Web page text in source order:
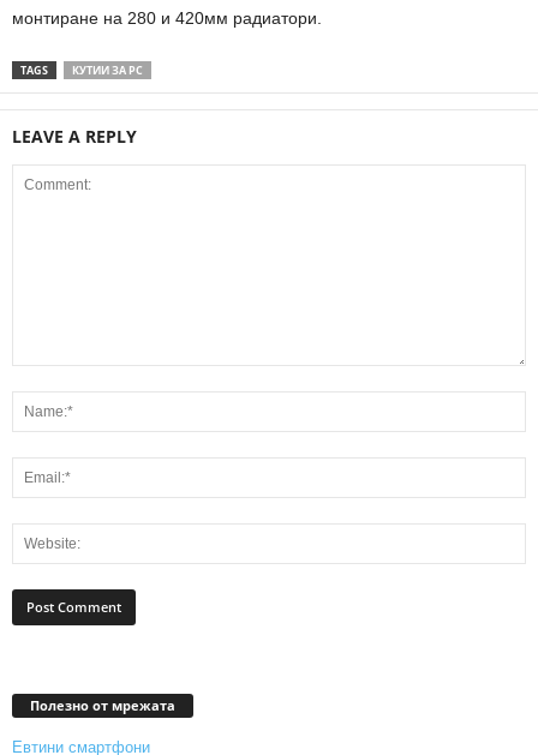
монтиране на 280 и 420мм радиатори.
TAGS КУТИИ ЗА PC
LEAVE A REPLY
Полезно от мрежата
Евтини смартфони